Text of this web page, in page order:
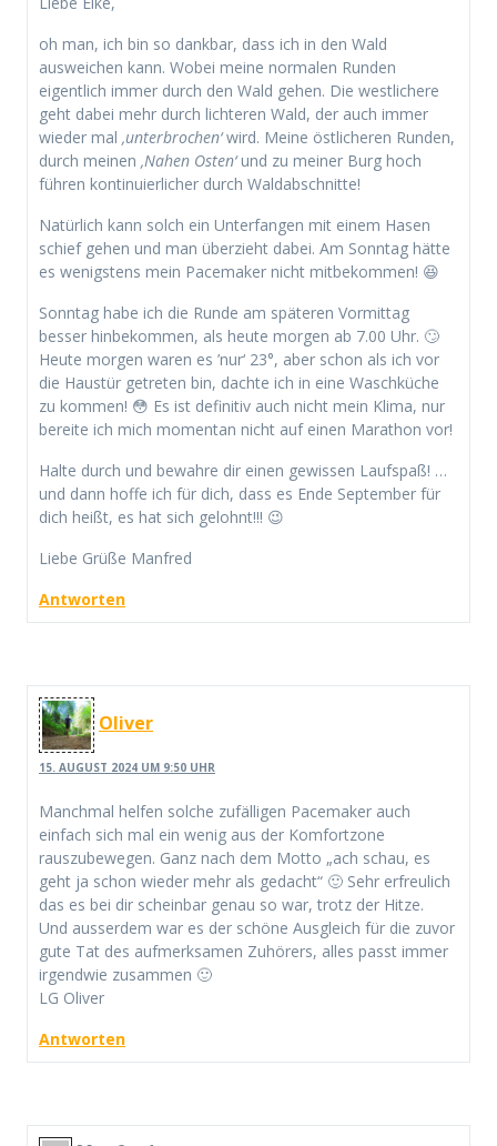
oh man, ich bin so dankbar, dass ich in den Wald
ausweichen kann. Wobei meine normalen Runden
eigentlich immer durch den Wald gehen. Die westlichere
geht dabei mehr durch lichteren Wald, der auch immer
wieder mal ‚unterbrochen‘wird. Meine östlicheren Runden,
durch meinen ‚Nahen Osten‘und zu meiner Burg hoch
führen kontinuierlicher durch Waldabschnitte!
Natürlich kann solch ein Unterfangen mit einem Hasen
schief gehen und man überzieht dabei. Am Sonntag hätte
es wenigstens mein Pacemaker nicht mitbekommen! 😆
Sonntag habe ich die Runde am späteren Vormittag
besser hinbekommen, als heute morgen ab 7.00 Uhr. 🙄
Heute morgen waren es ’nur‘ 23°, aber schon als ich vor
die Haustür getreten bin, dachte ich in eine Waschküche
zu kommen! 😳 Es ist definitiv auch nicht mein Klima, nur
bereite ich mich momentan nicht auf einen Marathon vor!
Halte durch und bewahre dir einen gewissen Laufspaß! …
und dann hoffe ich für dich, dass es Ende September für
dich heißt, es hat sich gelohnt!!! 😉
Liebe Grüße Manfred
Antworten
Oliver
15. AUGUST 2024 UM 9:50 UHR
Manchmal helfen solche zufälligen Pacemaker auch
einfach sich mal ein wenig aus der Komfortzone
rauszubewegen. Ganz nach dem Motto „ach schau, es
geht ja schon wieder mehr als gedacht“ 🙂 Sehr erfreulich
das es bei dir scheinbar genau so war, trotz der Hitze.
Und ausserdem war es der schöne Ausgleich für die zuvor
gute Tat des aufmerksamen Zuhörers, alles passt immer
irgendwie zusammen 🙂
LG Oliver
Antworten